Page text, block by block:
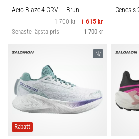
Hur
det
var
det…
6. 8. 2026
9 min. läsning
Komfort och dämpning
Aero Blaze 4 GRVL - Brun
1 700 kr
1 615 kr
Senaste lägsta pris 1 700 kr
Genesis
Ny
Rabatt